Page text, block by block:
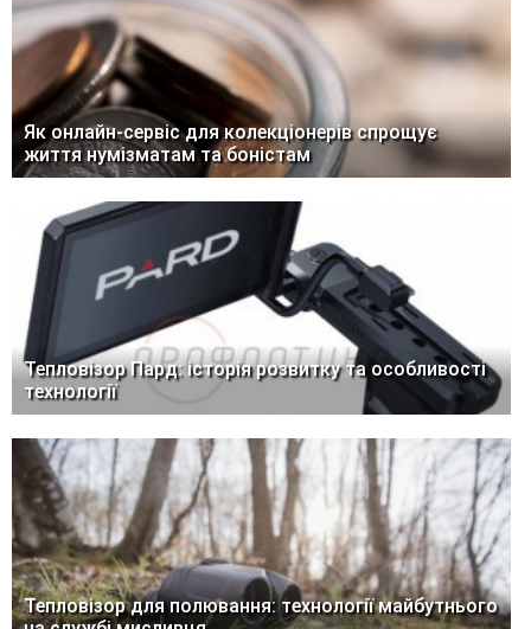
Як онлайн-сервіс для колекціонерів спрощує
життя нумізматам та боністам
Тепловізор Пард: історія розвитку та особливості
технології
Тепловізор для полювання: технології майбутнього